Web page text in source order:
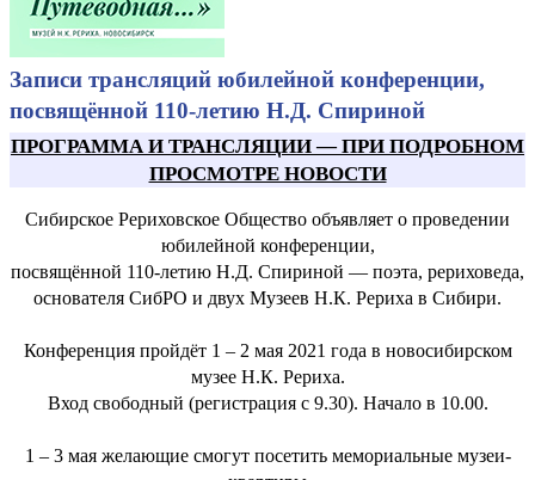
Записи трансляций юбилейной конференции,
посвящённой 110-летию Н.Д. Спириной
ПРОГРАММА И ТРАНСЛЯЦИИ—ПРИ ПОДРОБНОМ
ПРОСМОТРЕ НОВОСТИ
Сибирское Рериховское Общество объявляет о проведении
юбилейной конференции,
посвящённой 110-летию Н.Д. Спириной — поэта, рериховеда,
основателя СибРО и двух Музеев Н.К. Рериха в Сибири.
Конференция пройдёт 1 – 2 мая 2021 года в новосибирском
музее Н.К. Рериха.
Вход свободный (регистрация с 9.30). Начало в 10.00.
1 – 3 мая желающие смогут посетить мемориальные музеи-